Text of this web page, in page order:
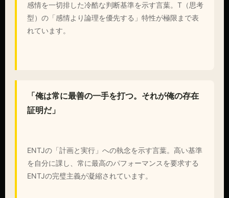
感情を一切排した冷酷な判断基準を示す言葉。T（思考
型）の「感情より論理を優先する」特性が極限まで表
れています。
「俺は常に最善の一手を打つ。それが俺の存在
証明だ」
ENTJの「計画と実行」への執念を示す言葉。高い基準
を自分に課し、常に最高のパフォーマンスを要求する
ENTJの完璧主義が凝縮されています。